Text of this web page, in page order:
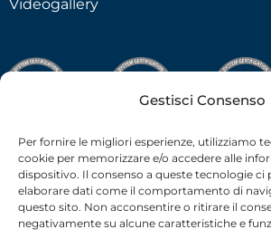
Gestisci Consenso
Per fornire le migliori esperienze, utilizziamo
cookie per memorizzare e/o accedere alle
dispositivo. Il consenso a queste tecnologie ci
elaborare dati come il comportamento di
questo sito. Non acconsentire o ritirare il
negativamente su alcune caratteristiche e
Videogallery